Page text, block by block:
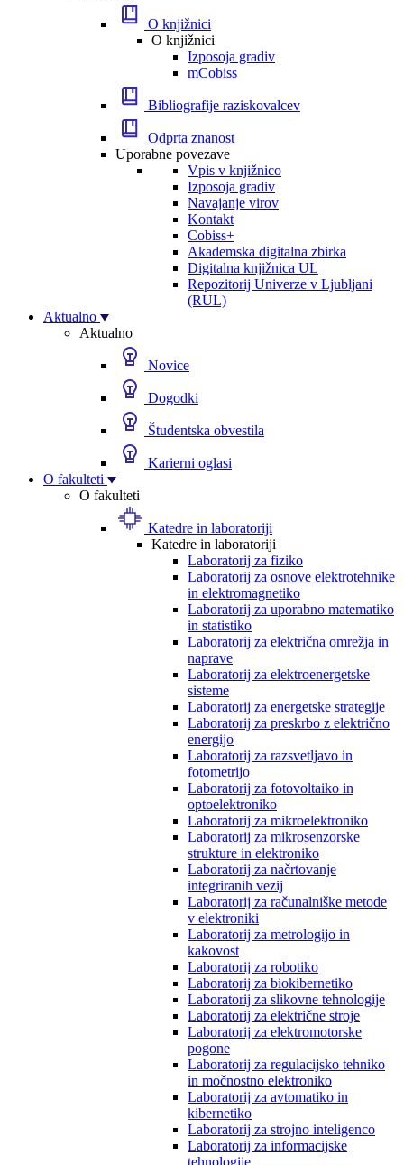
O knjižnici
O knjižnici
Izposoja gradiv
mCobiss
Bibliografije raziskovalcev
Odprta znanost
Uporabne povezave
Vpis v knjižnico
Izposoja gradiv
Navajanje virov
Kontakt
Cobiss+
Akademska digitalna zbirka
Digitalna knjižnica UL
Repozitorij Univerze v Ljubljani
(RUL)
Aktualno
Aktualno
Novice
Dogodki
Študentska obvestila
Karierni oglasi
O fakulteti
O fakulteti
Katedre in laboratoriji
Katedre in laboratoriji
Laboratorij za fiziko
Laboratorij za osnove elektrotehnike
in elektromagnetiko
Laboratorij za uporabno matematiko
in statistiko
Laboratorij za električna omrežja in
naprave
Laboratorij za elektroenergetske
sisteme
Laboratorij za energetske strategije
Laboratorij za preskrbo z električno
energijo
Laboratorij za razsvetljavo in
fotometrijo
Laboratorij za fotovoltaiko in
optoelektroniko
Laboratorij za mikroelektroniko
Laboratorij za mikrosenzorske
strukture in elektroniko
Laboratorij za načrtovanje
integriranih vezij
Laboratorij za računalniške metode
v elektroniki
Laboratorij za metrologijo in
kakovost
Laboratorij za robotiko
Laboratorij za biokibernetiko
Laboratorij za slikovne tehnologije
Laboratorij za električne stroje
Laboratorij za elektromotorske
pogone
Laboratorij za regulacijsko tehniko
in močnostno elektroniko
Laboratorij za avtomatiko in
kibernetiko
Laboratorij za strojno inteligenco
Laboratorij za informacijske
tehnologije